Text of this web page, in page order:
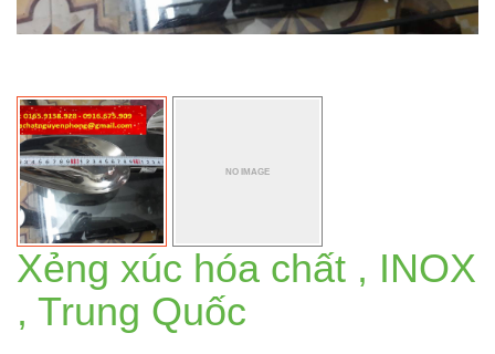
Xẻng xúc hóa chất , INOX
, Trung Quốc